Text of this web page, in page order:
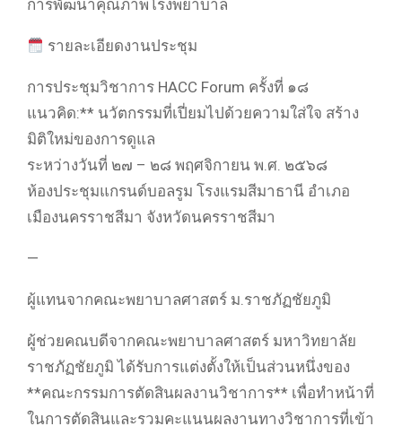
การพัฒนาคุณภาพโรงพยาบาล
รายละเอียดงานประชุม
การประชุมวิชาการ HACC Forum ครั้งที่ ๑๘
แนวคิด:** นวัตกรรมที่เปี่ยมไปด้วยความใส่ใจ สร้าง
มิติใหม่ของการดูแล
ระหว่างวันที่ ๒๗ – ๒๘ พฤศจิกายน พ.ศ. ๒๕๖๘
ห้องประชุมแกรนด์บอลรูม โรงแรมสีมาธานี อำเภอ
เมืองนครราชสีมา จังหวัดนครราชสีมา
—
ผู้แทนจากคณะพยาบาลศาสตร์ ม.ราชภัฏชัยภูมิ
ผู้ช่วยคณบดีจากคณะพยาบาลศาสตร์ มหาวิทยาลัย
ราชภัฏชัยภูมิ ได้รับการแต่งตั้งให้เป็นส่วนหนึ่งของ
**คณะกรรมการตัดสินผลงานวิชาการ** เพื่อทำหน้าที่
ในการตัดสินและรวมคะแนนผลงานทางวิชาการที่เข้า